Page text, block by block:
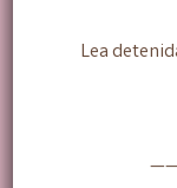
Lea